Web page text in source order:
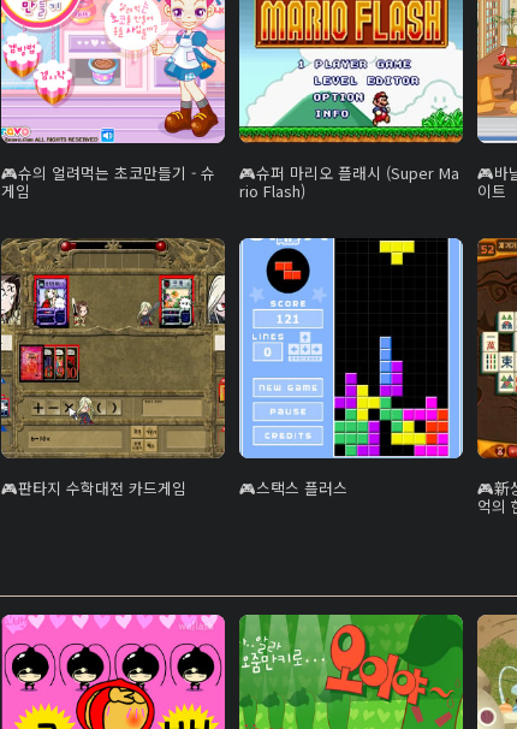
슈의 얼려먹는 초코만들기 - 슈
게임
슈퍼 마리오 플래시 (Super Ma
rio Flash)
바
이트
판타지 수학대전 카드게임 스택스 플러스 新
억의